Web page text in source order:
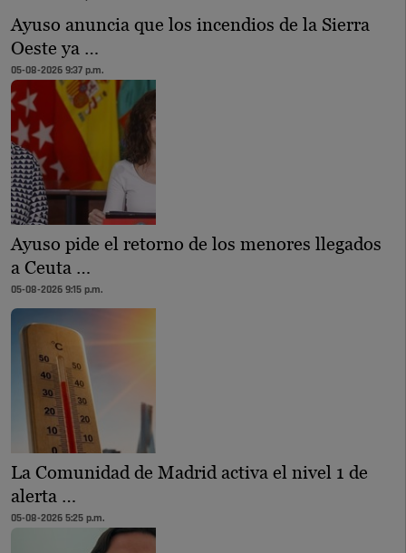
Ayuso anuncia que los incendios de la Sierra
Oeste ya …
05-08-2026 9:37 p.m.
Ayuso pide el retorno de los menores llegados
a Ceuta …
05-08-2026 9:15 p.m.
La Comunidad de Madrid activa el nivel 1 de
alerta …
05-08-2026 5:25 p.m.